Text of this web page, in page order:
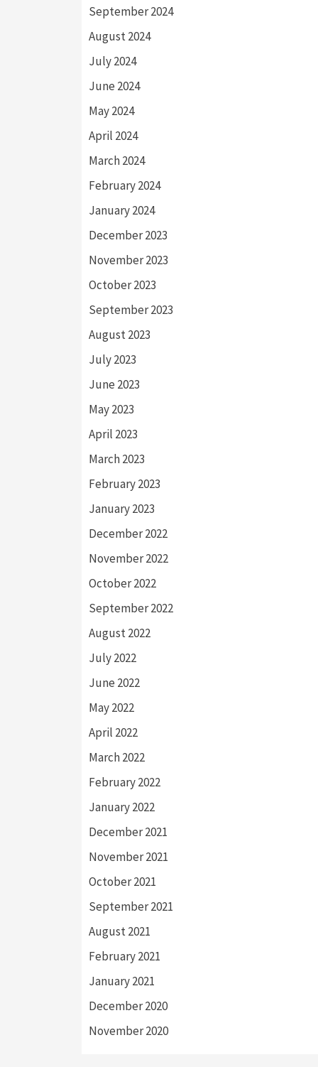
September 2024
August 2024
July 2024
June 2024
May 2024
April 2024
March 2024
February 2024
January 2024
December 2023
November 2023
October 2023
September 2023
August 2023
July 2023
June 2023
May 2023
April 2023
March 2023
February 2023
January 2023
December 2022
November 2022
October 2022
September 2022
August 2022
July 2022
June 2022
May 2022
April 2022
March 2022
February 2022
January 2022
December 2021
November 2021
October 2021
September 2021
August 2021
February 2021
January 2021
December 2020
November 2020